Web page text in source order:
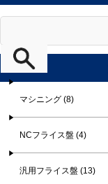
マシニング (8)
NCフライス盤 (4)
汎用フライス盤 (13)